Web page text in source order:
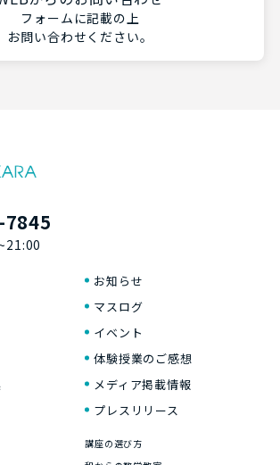
フォームに記載の上
お問い合わせください。
お知らせ
マスログ
イベント
体験授業のご感想
メディア掲載情報
プレスリリース
講座の選び方